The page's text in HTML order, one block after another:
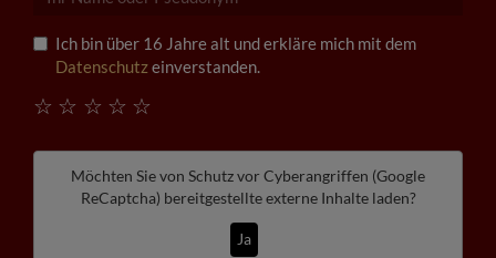
Ich bin über 16 Jahre alt und erkläre mich mit dem
Datenschutzeinverstanden.
☆
☆
☆
☆
☆
Möchten Sie von Schutz vor Cyberangriffen (Google
ReCaptcha) bereitgestellte externe Inhalte laden?
Ja